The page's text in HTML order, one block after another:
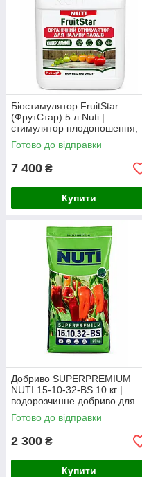
Біостимулятор FruitStar
(ФрутСтар) 5 л Nuti |
стимулятор плодоношення,
наливу та дозрівання плодів
Готово до відправки
7 400 ₴
Купити
Добриво SUPERPREMIUM
NUTI 15-10-32-BS 10 кг |
водорозчинне добриво для
фертигації та позакореневого
підживлення (фасоване з
Готово до відправки
2 300 ₴
Купити